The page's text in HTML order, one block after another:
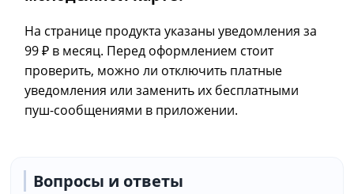
На странице продукта указаны уведомления за
99 ₽ в месяц. Перед оформлением стоит
проверить, можно ли отключить платные
уведомления или заменить их бесплатными
пуш-сообщениями в приложении.
Вопросы и ответы